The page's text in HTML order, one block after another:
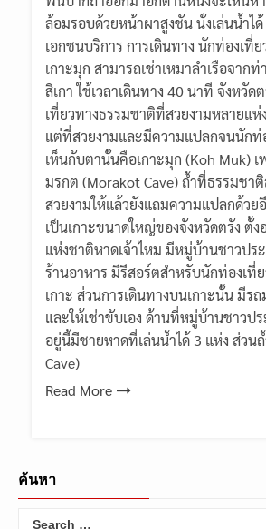
ล้อมรอบด้วยหน้าผาสูงชัน นั่งเล่นน้ำไ
เอกชนบริการ การเดินทาง นักท่องเที่
เกาะมุก สามารถเช่าเหมาลำเรือจากท่
สิเกา ใช้เวลาเดินทาง 40 นาที จังหวั
เที่ยวทางธรรมชาติที่สวยงามหลายแห่
แต่ที่สวยงามและมีความแปลกจนนักท่
เห็นกับตานั้นคือเกาะมุก (Koh Muk)
มรกต (Morakot Cave) ถ้ำที่ธรรมชา
สวยงามให้แล้วยังแถมความแปลกด้วย
เป็นเกาะขนาดใหญ่ของจังหวัดตรัง ตั้
แห่งชาติหาดเจ้าไหม มีหมู่บ้านชาวปร
ร้านอาหาร มีรีสอร์ตสำหรับนักท่องเที่
เกาะ ส่วนการเดินทางบนเกาะนั้น มีร
และให้เช่าขับเอง ด้านที่หมู่บ้านชาวป
อยู่นี้มีชายหาดที่เล่นน้ำได้ 3 แห่ง ส่วน
Cave)
Read More
ค้นหา
Search